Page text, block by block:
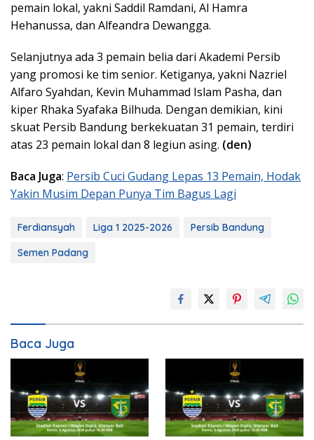
pemain lokal, yakni Saddil Ramdani, Al Hamra
Hehanussa, dan Alfeandra Dewangga.
Selanjutnya ada 3 pemain belia dari Akademi Persib
yang promosi ke tim senior. Ketiganya, yakni Nazriel
Alfaro Syahdan, Kevin Muhammad Islam Pasha, dan
kiper Rhaka Syafaka Bilhuda. Dengan demikian, kini
skuat Persib Bandung berkekuatan 31 pemain, terdiri
atas 23 pemain lokal dan 8 legiun asing. (den)
Baca Juga: Persib Cuci Gudang Lepas 13 Pemain, Hodak
Yakin Musim Depan Punya Tim Bagus Lagi
Ferdiansyah Liga 1 2025-2026
Persib Bandung
Semen Padang
Baca Juga